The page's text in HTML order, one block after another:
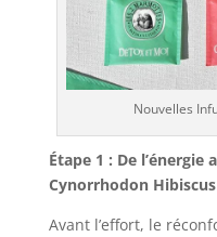
Nouvelles
Étape 1 : De l’énergie
Cynorrhodon Hibiscus
Avant l’effort, le